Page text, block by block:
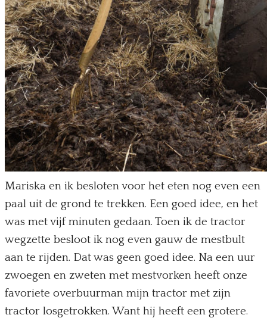
Mariska en ik besloten voor het eten nog even een
paal uit de grond te trekken. Een goed idee, en het
was met vijf minuten gedaan. Toen ik de tractor
wegzette besloot ik nog even gauw de mestbult
aan te rijden. Dat was geen goed idee. Na een uur
zwoegen en zweten met mestvorken heeft onze
favoriete overbuurman mijn tractor met zijn
tractor losgetrokken. Want hij heeft een grotere.